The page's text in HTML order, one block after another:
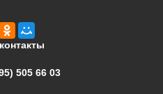
505 66 03